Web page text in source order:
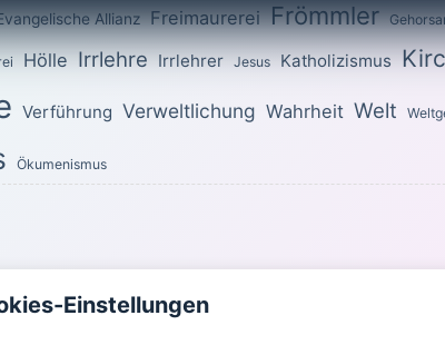
Allianz Freimaurerei Frömmler
Hölle Irrlehre Irrlehrer Jesus Katholizismus
Verführung Verweltlichung Wahrheit Welt
Ökumenismus
Einstellungen